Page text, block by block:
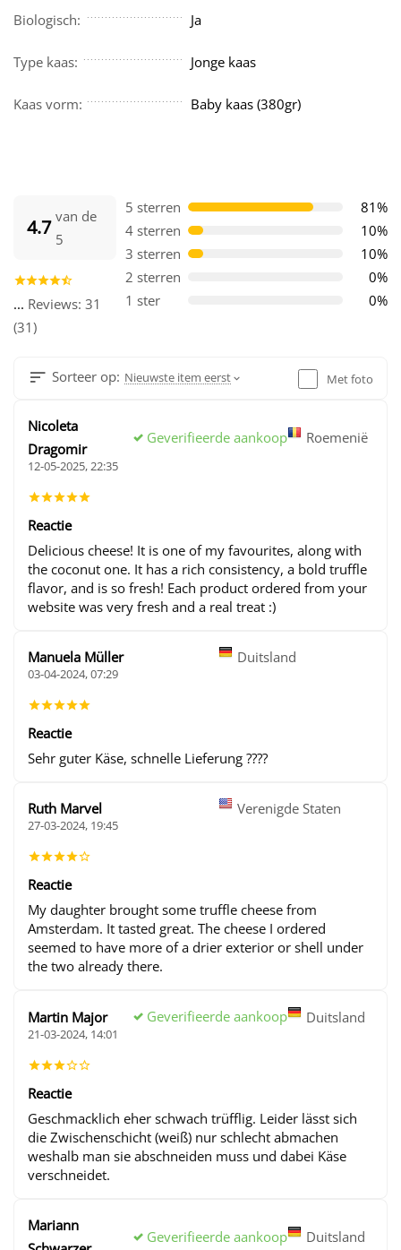
Biologisch: Ja
Type kaas: Jonge kaas
Kaas vorm: Baby kaas (380gr)
4.7 van de
5
... Reviews: 31
(31)
5 sterren
81%
4 sterren
10%
3 sterren
10%
2 sterren
0%
1 ster
0%
Sorteer op: Nieuwste item eerst Met foto
Nicoleta
Dragomir
Geverifieerde aankoop Roemenië
12-05-2025, 22:35
Reactie
Delicious cheese! It is one of my favourites, along with
the coconut one. It has a rich consistency, a bold truffle
flavor, and is so fresh! Each product ordered from your
website was very fresh and a real treat :)
Manuela Müller Duitsland
03-04-2024, 07:29
Reactie
Sehr guter Käse, schnelle Lieferung ????
Ruth Marvel Verenigde Staten
27-03-2024, 19:45
Reactie
My daughter brought some truffle cheese from
Amsterdam. It tasted great. The cheese I ordered
seemed to have more of a drier exterior or shell under
the two already there.
Martin Major Geverifieerde aankoop Duitsland
21-03-2024, 14:01
Reactie
Geschmacklich eher schwach trüfflig. Leider lässt sich
die Zwischenschicht (weiß) nur schlecht abmachen
weshalb man sie abschneiden muss und dabei Käse
verschneidet.
Mariann
Geverifieerde aankoop Duitsland